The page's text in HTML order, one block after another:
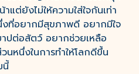
แต่ยังไม่ให้ความใส่ใจกันเท่า
ที่อยากมีสุขภาพดี อยากมีใจ
ปต่อสัตว์ อยากช่วยเหลือ
นหนึ่งในการทำให้โลกดีขึ้น
นี้